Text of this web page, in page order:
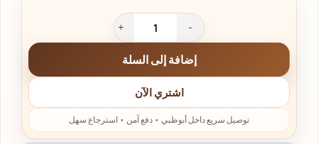
إضافة إلى السلة
اشتري الآن